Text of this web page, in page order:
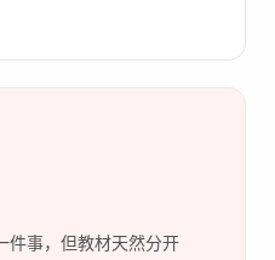
件事，但教材天然分开